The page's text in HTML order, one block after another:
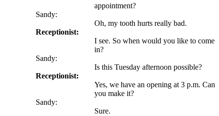
appointment?
Sandy:
Oh, my tooth hurts really bad.
Receptionist:
I see. So when would you like to come
in?
Sandy:
Is this Tuesday afternoon possible?
Receptionist:
Yes, we have an opening at 3 p.m. Can
you make it?
Sandy:
Sure.